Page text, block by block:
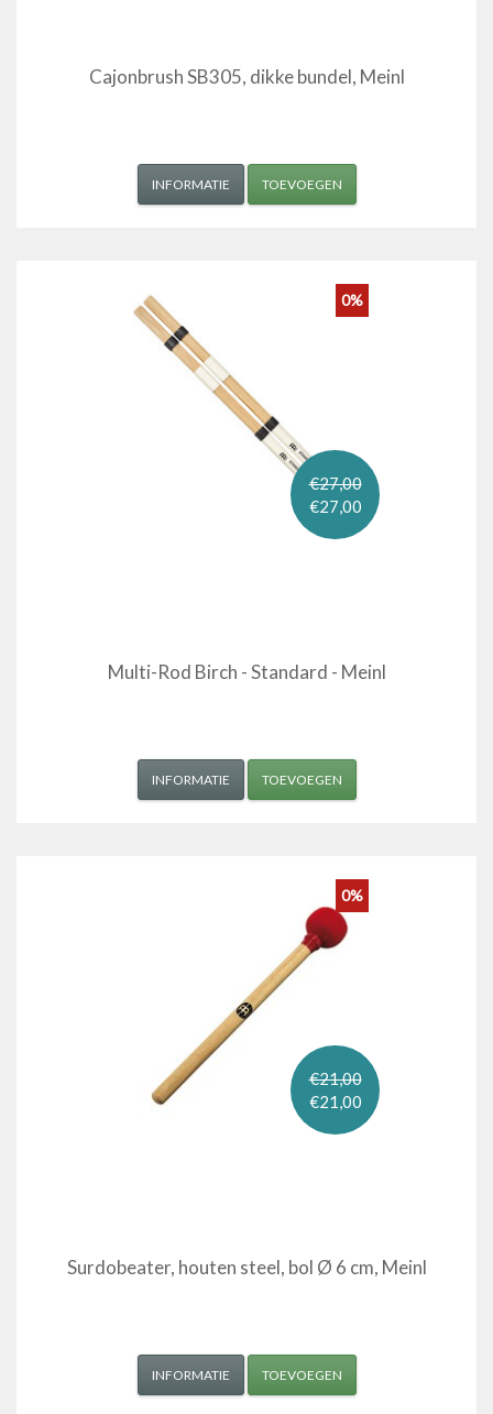
Cajonbrush SB305, dikke bundel, Meinl
INFORMATIE TOEVOEGEN
€27,00
€27,00
0%
Multi-Rod Birch - Standard - Meinl
INFORMATIE TOEVOEGEN
€21,00
€21,00
0%
Surdobeater, houten steel, bol Ø 6 cm, Meinl
INFORMATIE TOEVOEGEN